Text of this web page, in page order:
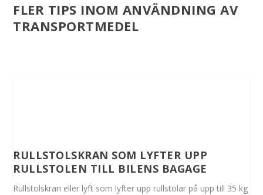
FLER TIPS INOM ANVÄNDNING AV
TRANSPORTMEDEL
RULLSTOLSKRAN SOM LYFTER UPP
RULLSTOLEN TILL BILENS BAGAGE
Rullstolskran eller lyft som lyfter upp rullstolar på upp till 35 kg